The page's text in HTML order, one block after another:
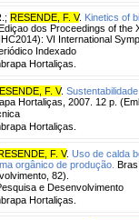
; RESENDE, F. V. Kinetics of
dos Proceedings of the
VI International
Indexado
Hortaliças.
F. V.
Hortaliças, 2007. 12 p.
Hortaliças.
F. V. Uso de calda
orgânico de produção.
82).
e Desenvolvimento
Hortaliças.